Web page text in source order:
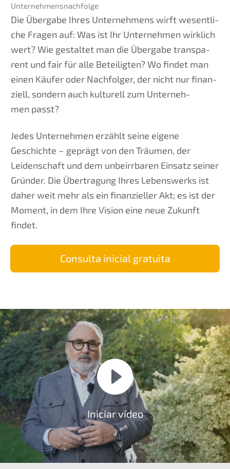
Unternehmensnachfolge
Die Überga­be Ihres Unter­neh­mens wirft wesent­li­
che Fragen auf: Was ist Ihr Unter­neh­men wirklich
wert? Wie gestal­tet man die Überga­be trans­pa­
rent und fair für alle Betei­lig­ten? Wo findet man
einen Käufer oder Nachfol­ger, der nicht nur finan­
zi­ell, sondern auch kultu­rell zum Unter­neh­
men passt?
Jedes Unter­neh­men erzählt seine eigene
Geschich­te – geprägt von den Träumen, der
Leiden­schaft und dem unbeirr­ba­ren Einsatz seiner
Gründer. Die Übertra­gung Ihres Lebens­werks ist
daher weit mehr als ein finan­zi­el­ler Akt; es ist der
Moment, in dem Ihre Vision eine neue Zukunft
findet.
Consul­ta inicial gratuita
Inici­ar vídeo